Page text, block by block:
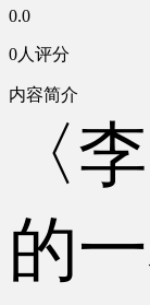
0.0
0人评分
内容简介
〈
的